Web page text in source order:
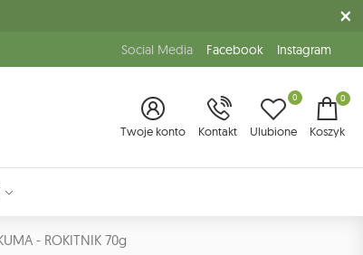
Social Media Facebook Instagram
Twoje konto Kontakt Ulubione
0 0
Koszyk
- ROKITNIK 70g